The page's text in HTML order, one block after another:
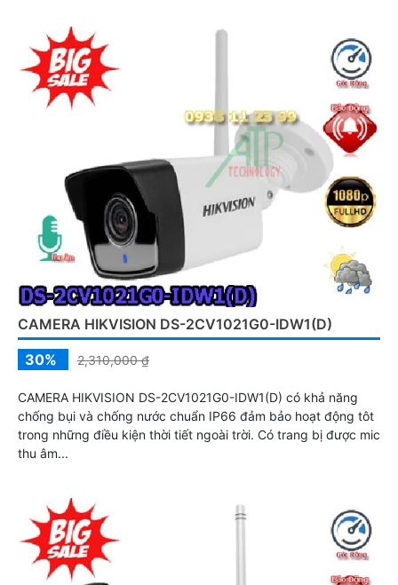
CAMERA HIKVISION DS-2CV1021G0-IDW1(D)
30%
2,310,000 ₫
CAMERA HIKVISION DS-2CV1021G0-IDW1(D) có khả năng
chống bụi và chống nước chuẩn IP66 đảm bảo hoạt động tôt
trong những điều kiện thời tiết ngoài trời. Có trang bị được mic
thu âm...